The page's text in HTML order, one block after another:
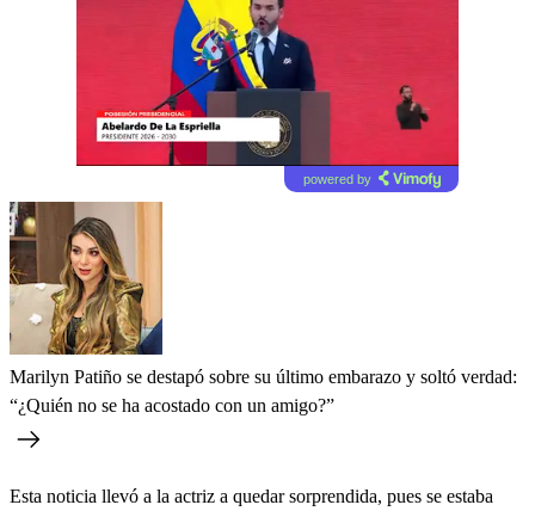
powered by
Marilyn Patiño se destapó sobre su último embarazo y soltó verdad:
“¿Quién no se ha acostado con un amigo?”
Esta noticia llevó a la actriz a quedar sorprendida, pues se estaba